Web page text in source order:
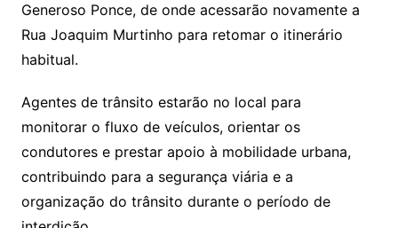
Generoso Ponce, de onde acessarão novamente a
Rua Joaquim Murtinho para retomar o itinerário
habitual.
Agentes de trânsito estarão no local para
monitorar o fluxo de veículos, orientar os
condutores e prestar apoio à mobilidade urbana,
contribuindo para a segurança viária e a
organização do trânsito durante o período de